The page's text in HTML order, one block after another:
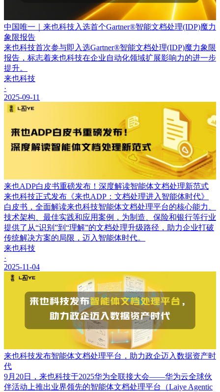
中国唯一｜来也科技入选首个Gartner®智能文档处理(IDP)魔力
象限报告
来也科技首次参与即入选Gartner®智能文档处理(IDP)魔力象限
报告，标志着来也科技在企业自动化领域扩展影响力的进一步
提升。
来也科技
·
2025-09-11
来也ADP白皮书重磅发布！深度解读智能体文档处理新范式
来也科技正式发布《来也ADP：文档处理进入智能体时代》
白皮书，全面解读来也科技智能体文档处理平台的核心能力、
技术架构、最佳实践和应用案例，为制造、保险和银行等行业
提供了从“识别”到“理解”的文档处理升级路径，助力企业打破
传统解决方案的局限，迈入智能体时代。
来也科技
·
2025-11-04
来也科技发布智能体文档处理平台，助力政企迈入数据资产时
代
9月20日，来也科技于2025华为全联接大会——华为云全球伙
伴活动上推出业界领先的智能体文档处理平台（Laiye Agentic